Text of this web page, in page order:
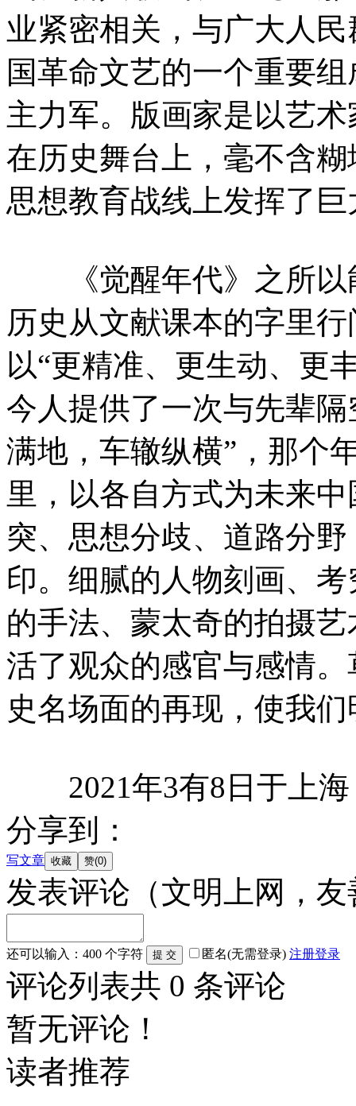
业紧密相关，与广大人
国革命文艺的一个重要
主力军。版画家是以艺
在历史舞台上，毫不含
思想教育战线上发挥了
《觉醒年代》之所以
历史从文献课本的字里
以“更精准、更生动、更
今人提供了一次与先辈
满地，车辙纵横”，那个
里，以各自方式为未来
突、思想分歧、道路分
印。细腻的人物刻画、
的手法、蒙太奇的拍摄
活了观众的感官与感情
史名场面的再现，使我
2021年3有8日于上海
分享到：
写文章
发表评论 （文明上网，
还可以输入： 400 个字符 匿名(无需登录) 注册登录
评论列表共 0 条评论
暂无评论！
读者推荐